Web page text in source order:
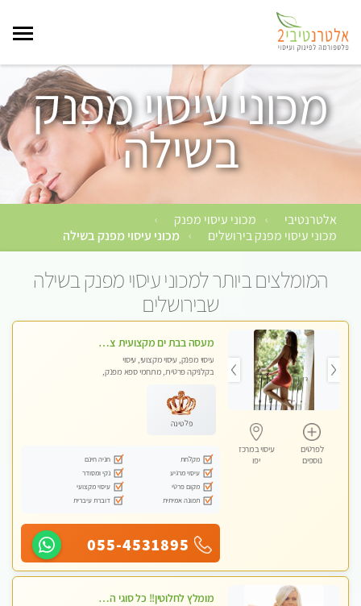
מכוני עיסוי מפנק
בשילה
אלטרנטיבי › מכוני עיסוי מפנק ›
מכוני עיסוי מפנק בירושלים › מכוני עיסוי מפנק בשילה
המומלצים ביותר למכוני עיסוי מפנק בשילה
שבירושלים
לפרטים
נוספים
עיסוי במרכז
יפו
מעסה בבת ים מקצועית צעירה ואיכותית פרטי!!!-מומלץ לחלוטין!!! VIP פרטי! ​​​​​​ Highly recommended
עיסוי מפנק, עיסוי מקצועי, עיסוי
בקלניקה פרטית, מתחמי ספא מפנק,
פלטינה
מקלחת
חניה חינם
עיסוי מרגיע
נקי ומסודר
מקום פרטי
עיסוי מקצועי
תמונה אמיתית
דוברת עיברית
055-4531895
מומלץ לחלוטין!! כל סוגי העיסויים מעסה מקצועית ואיכותית פרטי!!!